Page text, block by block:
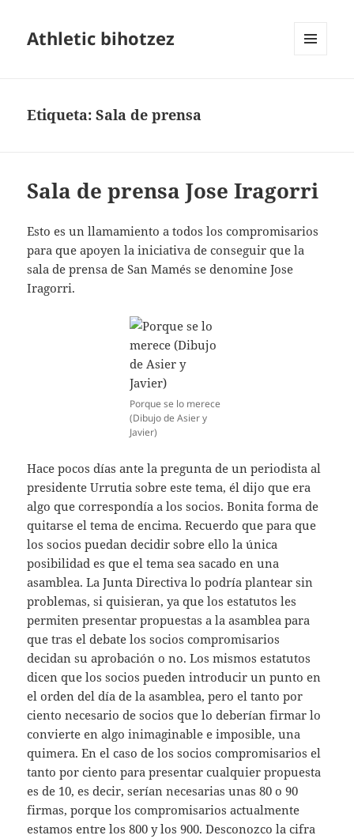
Athletic bihotzez
Etiqueta:Sala de prensa
Sala de prensa Jose Iragorri
Esto es un llamamiento a todos los compromisarios
para que apoyen la iniciativa de conseguir que la
sala de prensa de San Mamés se denomine Jose
Iragorri.
Porque se lo merece
(Dibujo de Asier y
Javier)
Hace pocos días ante la pregunta de un periodista al
presidente Urrutia sobre este tema, él dijo que era
algo que correspondía a los socios. Bonita forma de
quitarse el tema de encima. Recuerdo que para que
los socios puedan decidir sobre ello la única
posibilidad es que el tema sea sacado en una
asamblea. La Junta Directiva lo podría plantear sin
problemas, si quisieran, ya que los estatutos les
permiten presentar propuestas a la asamblea para
que tras el debate los socios compromisarios
decidan su aprobación o no. Los mismos estatutos
dicen que los socios pueden introducir un punto en
el orden del día de la asamblea, pero el tanto por
ciento necesario de socios que lo deberían firmar lo
convierte en algo inimaginable e imposible, una
quimera. En el caso de los socios compromisarios el
tanto por ciento para presentar cualquier propuesta
es de 10, es decir, serían necesarias unas 80 o 90
firmas, porque los compromisarios actualmente
estamos entre los 800 y los 900. Desconozco la cifra